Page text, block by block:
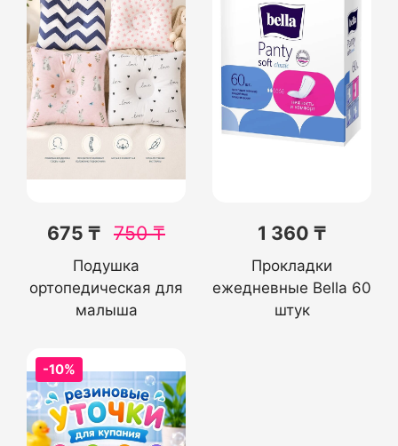
675 ₸ 750₸
Подушка
ортопедическая для
малыша
1 360 ₸
Прокладки
ежедневные Bella 60
штук
-10%